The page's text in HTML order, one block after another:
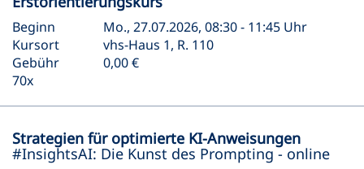
Beginn
Mo., 27.07.2026, 08:30 - 11:45 Uhr
Kursort
vhs-Haus 1, R. 110
Gebühr
0,00 €
70x
Strategien für optimierte KI-Anweisungen
#InsightsAI: Die Kunst des Prompting - online